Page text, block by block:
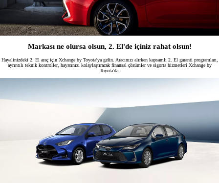
Markası ne olursa olsun, 2. El'de içiniz rahat olsun!
Hayalinizdeki 2. El araç için Xchange by Toyota'ya gelin. Aracınızı alırken kapsamlı 2. El garanti programları,
ayrıntılı teknik kontroller, hayatınızı kolaylaştıracak finansal çözümler ve sigorta hizmetleri Xchange by
Toyota'da.